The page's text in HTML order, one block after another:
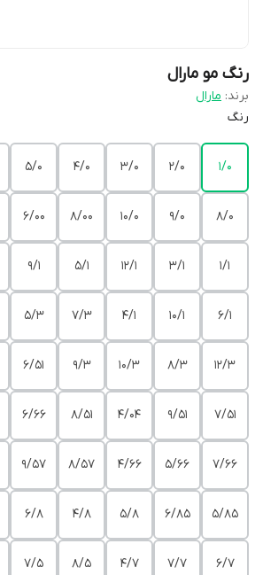
رنگ مو مارال
برند: مارال
رنگ
1/0
2/0
3/0
4/0
5/0
8/0
9/0
10/0
8/00
6/00
1/1
3/1
12/1
5/1
9/1
6/1
10/1
4/1
7/3
5/3
12/3
8/3
10/3
9/3
6/51
7/51
9/51
4/04
8/51
6/66
7/66
5/66
4/66
8/57
9/57
5/85
6/85
5/8
4/8
6/8
6/7
7/7
4/7
8/5
7/5